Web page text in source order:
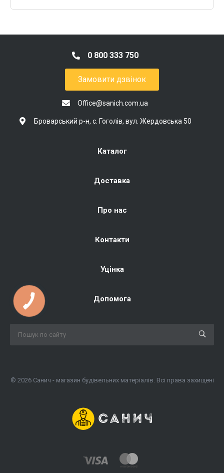
0 800 333 750
Замовити дзвінок
Office@sanich.com.ua
Броварський р-н, с. Гоголів, вул. Жердовська 50
Каталог
Доставка
Про нас
Контакти
Уцінка
Допомога
© 2026 Санич - магазин будівельних матеріалів. Всі права захищені